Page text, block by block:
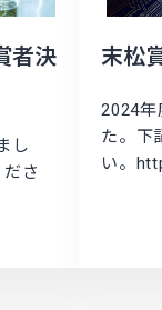
者決
し
さ
末松
2024年
た。下
い。